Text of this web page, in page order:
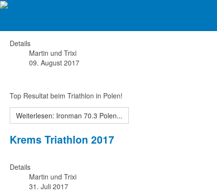
Details
Martin und Trixi
09. August 2017
Top Resultat beim Triathlon in Polen!
Weiterlesen: Ironman 70.3 Polen...
Krems Triathlon 2017
Details
Martin und Trixi
31. Juli 2017